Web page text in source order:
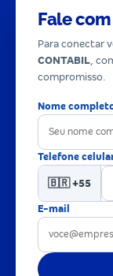
Fale
Para conectar
CONTABIL,
compromisso.
Nome
Telefone
🇧🇷 +55
E-mail